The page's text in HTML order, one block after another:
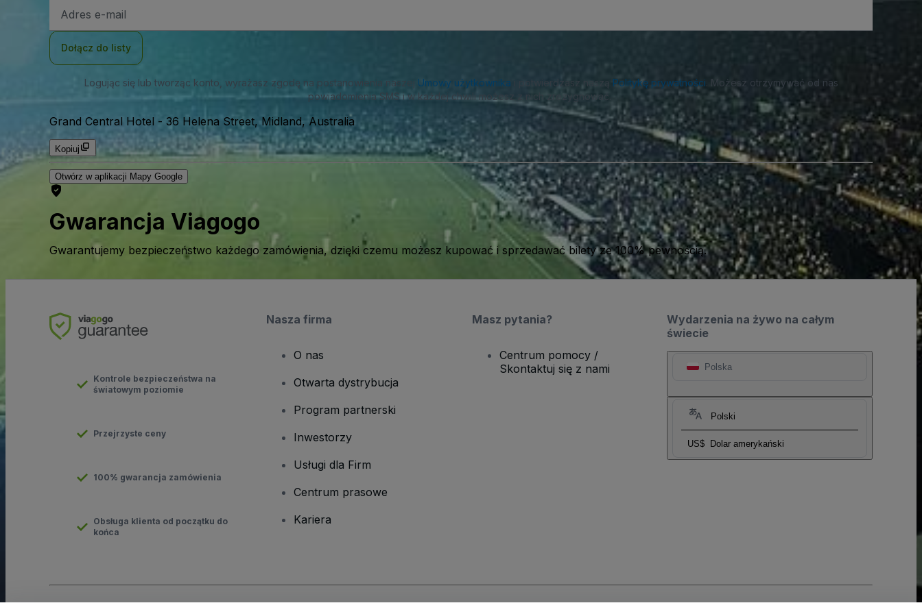
e-
Dołącz do listy
Logując się lub tworząc konto, wyrażasz zgodę na postanowienia naszej Umowy użytkownika i potwierdzasz naszą Politykę prywatności . Możesz otrzymywać od nas
powiadomienia SMS i w każdej chwili możesz z nich zrezygnować.
Grand Central Hotel - 36 Helena Street, Midland, Australia
Kopiuj
Otwórz w aplikacji Mapy Google
Gwarancja Viagogo
Gwarantujemy bezpieczeństwo każdego zamówienia, dzięki czemu możesz kupować i sprzedawać bilety ze 100% pewnością.
Wydarzenia na żywo na całym
świecie
Polska
Polski
US$ Dolar amerykański
Kontrole bezpieczeństwa na
światowym poziomie
Przejrzyste ceny
100% gwarancja zamówienia
Obsługa klienta od początku do
końca
Nasza firma
O nas
Otwarta dystrybucja
Program partnerski
Inwestorzy
Usługi dla Firm
Centrum prasowe
Kariera
Masz pytania?
Centrum pomocy /
Skontaktuj się z nami